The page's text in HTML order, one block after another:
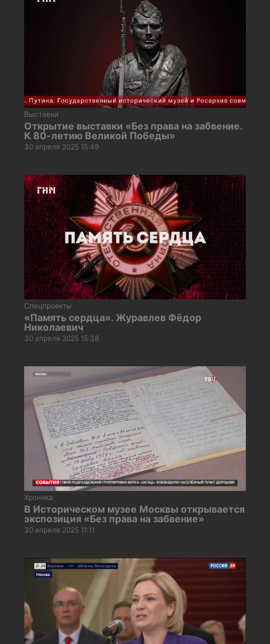
Выставки
Открытие выставки «Без права на забвение.
К 80-летию Великой Победы»
30 апреля 2025 15:49
Спецпроекты
«Память сердца». Журавлев Фёдор
Николаевич
30 апреля 2025 15:38
Хроника
В Историческом музее Москвы открывается
экспозиция «Без права на забвение»
30 апреля 2025 11:11